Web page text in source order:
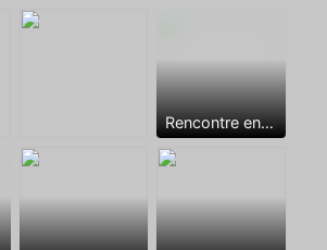
Rencontre entre mecs